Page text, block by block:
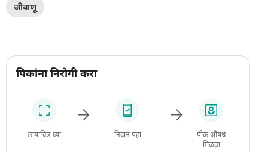
जीवाणू
पिकांना निरोगी करा
छायाचित्र घ्या निदान पहा
पीक औषध
मिळवा